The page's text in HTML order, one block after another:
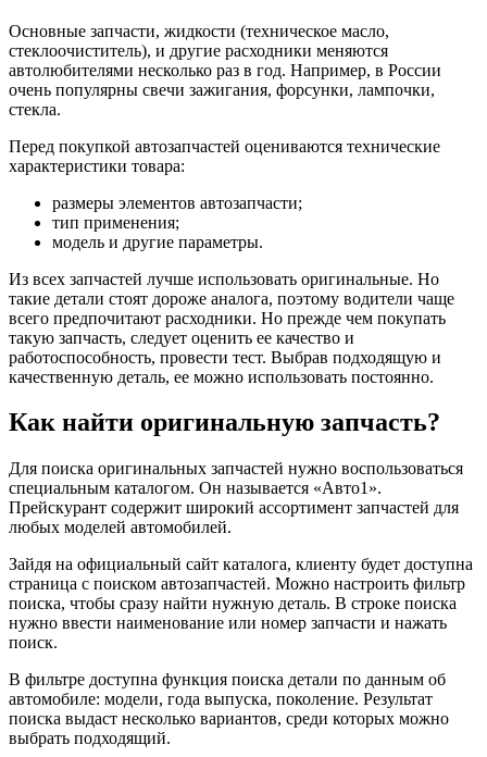
Основные запчасти, жидкости (техническое масло,
стеклоочиститель), и другие расходники меняются
автолюбителями несколько раз в год. Например, в России
очень популярны свечи зажигания, форсунки, лампочки,
стекла.
Перед покупкой автозапчастей оцениваются технические
характеристики товара:
размеры элементов автозапчасти;
тип применения;
модель и другие параметры.
Из всех запчастей лучше использовать оригинальные. Но
такие детали стоят дороже аналога, поэтому водители чаще
всего предпочитают расходники. Но прежде чем покупать
такую запчасть, следует оценить ее качество и
работоспособность, провести тест. Выбрав подходящую и
качественную деталь, ее можно использовать постоянно.
Как найти оригинальную запчасть?
Для поиска оригинальных запчастей нужно воспользоваться
специальным каталогом. Он называется «Авто1».
Прейскурант содержит широкий ассортимент запчастей для
любых моделей автомобилей.
Зайдя на официальный сайт каталога, клиенту будет доступна
страница с поиском автозапчастей. Можно настроить фильтр
поиска, чтобы сразу найти нужную деталь. В строке поиска
нужно ввести наименование или номер запчасти и нажать
поиск.
В фильтре доступна функция поиска детали по данным об
автомобиле: модели, года выпуска, поколение. Результат
поиска выдаст несколько вариантов, среди которых можно
выбрать подходящий.